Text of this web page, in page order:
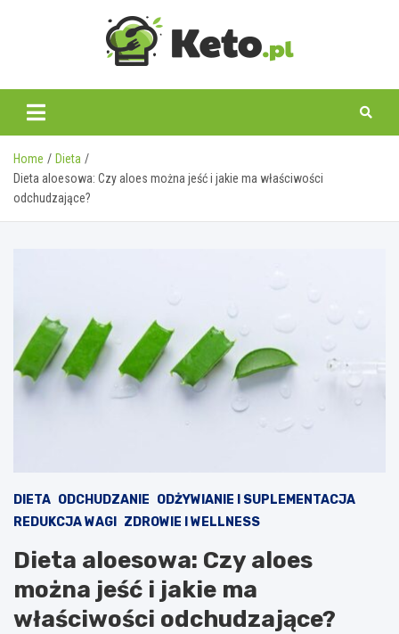
keto.pl
Home
Dieta
Dieta aloesowa: Czy aloes można jeść i jakie ma właściwości
odchudzające?
DIETA ODCHUDZANIE ODŻYWIANIE I SUPLEMENTACJA
REDUKCJA WAGI
ZDROWIE I WELLNESS
Dieta aloesowa: Czy aloes
można jeść i jakie ma
właściwości odchudzające?